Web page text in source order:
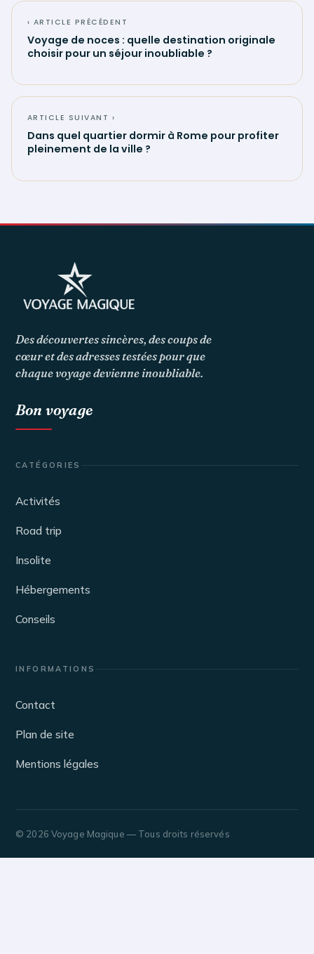
‹ ARTICLE PRÉCÉDENT
Voyage de noces : quelle destination originale
choisir pour un séjour inoubliable ?
ARTICLE SUIVANT ›
Dans quel quartier dormir à Rome pour profiter
pleinement de la ville ?
Des découvertes sincères, des coups de
cœur et des adresses testées pour que
chaque voyage devienne inoubliable.
Bon voyage
CATÉGORIES
Activités
Road trip
Insolite
Hébergements
Conseils
INFORMATIONS
Contact
Plan de site
Mentions légales
© 2026 Voyage Magique — Tous droits réservés